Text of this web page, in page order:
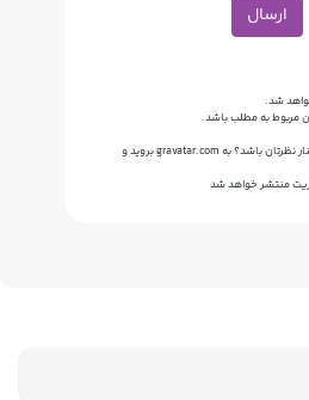
ارسال
شد.
مربوط به مطلب باشد.
نظرتان باشد؟ به gravatar.comبروید و
منتشر خواهد شد